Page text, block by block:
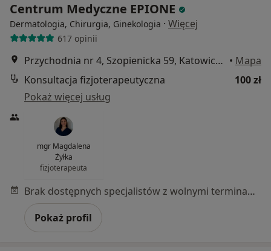
Centrum Medyczne EPIONE
Dermatologia, Chirurgia, Ginekologia · Więcej
617 opinii
Przychodnia nr 4, Szopienicka 59, Katowice, Katowice • Mapa
Konsultacja fizjoterapeutyczna
100 zł
Pokaż więcej usług
mgr Magdalena
Żyłka
fizjoterapeuta
Brak dostępnych specjalistów z wolnymi terminami w tym centrum medycznym.
Pokaż profil